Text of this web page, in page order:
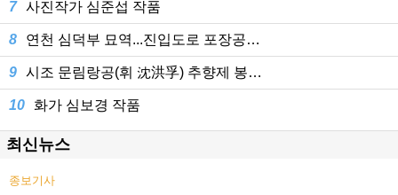
7 사진작가 심준섭 작품
8 연천 심덕부 묘역...진입도로 포장공…
9 시조 문림랑공(휘 沈洪孚) 추향제 봉…
10 화가 심보경 작품
최신뉴스
종보기사